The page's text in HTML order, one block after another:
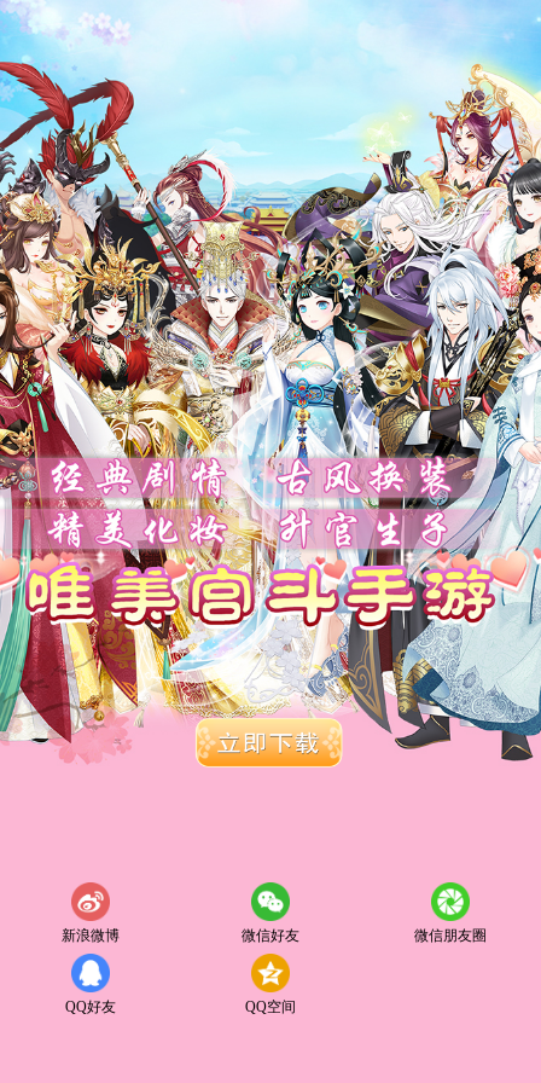
新浪微博 微信好友 微信朋友圈
QQ好友 QQ空间